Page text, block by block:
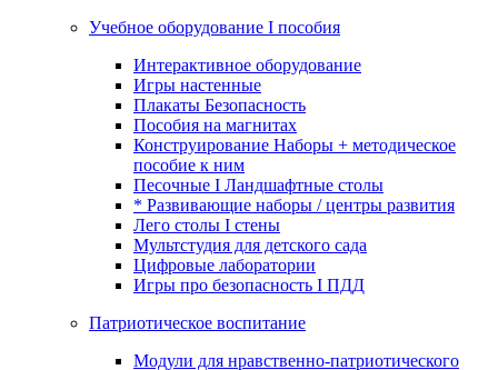
Учебное оборудование I пособия
Интерактивное оборудование
Игры настенные
Плакаты Безопасность
Пособия на магнитах
Конструирование Наборы + методическое
пособие к ним
Песочные I Ландшафтные столы
* Развивающие наборы / центры развития
Лего столы I стены
Мультстудия для детского сада
Цифровые лаборатории
Игры про безопасность I ПДД
Патриотическое воспитание
Модули для нравственно-патриотического